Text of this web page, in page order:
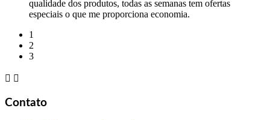
qualidade dos produtos, todas as semanas tem ofertas
especiais o que me proporciona economia.
1
2
3
 
Contato